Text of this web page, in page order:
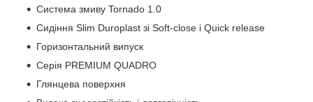
Система змиву Tornado 1.0
Сидіння Slim Duroplast зі Soft-close і Quick release
Горизонтальний випуск
Серія PREMIUM QUADRO
Глянцева поверхня